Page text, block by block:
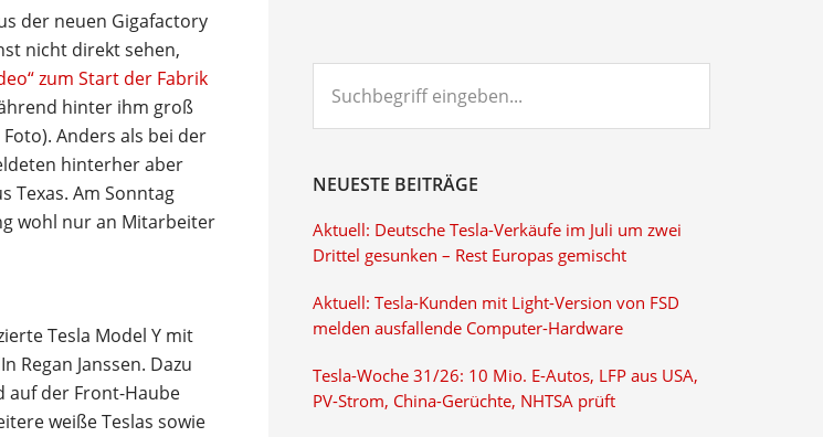
der neuen Gigafactory
nicht direkt sehen,
zum Start der Fabrik
hinter ihm groß
Anders als bei der
hinterher aber
Texas. Am Sonntag
wohl nur an Mitarbeiter
Tesla Model Y mit
Regan Janssen. Dazu
auf der Front-Haube
weiße Teslas sowie
eingeben...
NEUESTE BEITRÄGE
Aktuell: Deutsche Tesla-Verkäufe im Juli um zwei
Drittel gesunken – Rest Europas gemischt
Aktuell: Tesla-Kunden mit Light-Version von FSD
melden ausfallende Computer-Hardware
Tesla-Woche 31/26: 10 Mio. E-Autos, LFP aus USA,
PV-Strom, China-Gerüchte, NHTSA prüft